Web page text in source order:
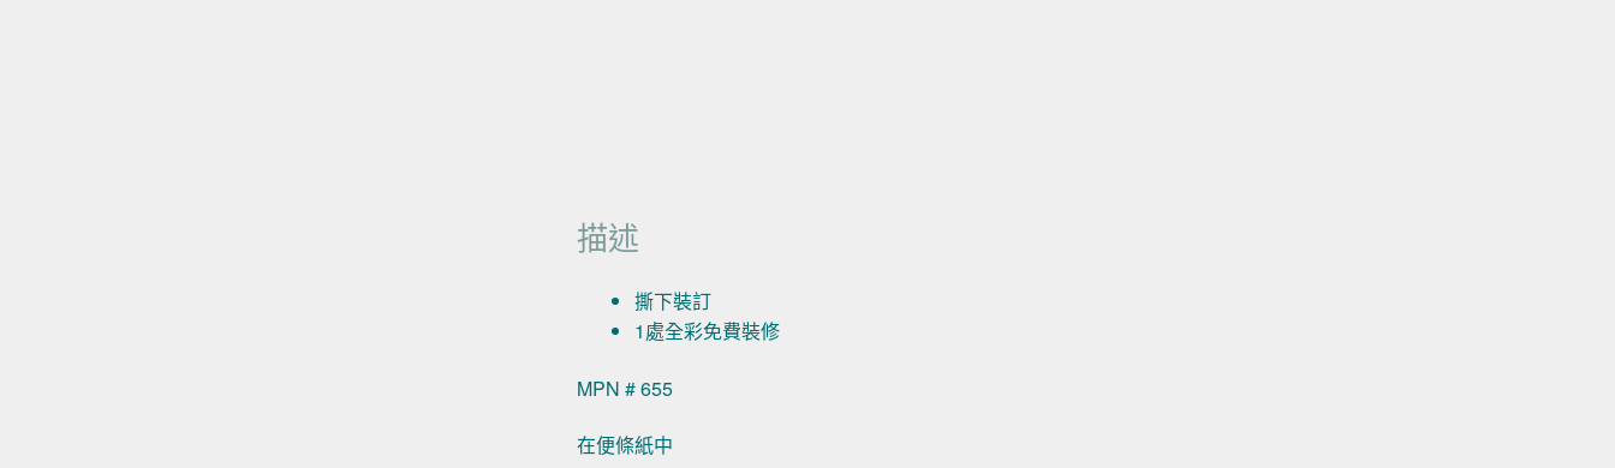
描述
撕下裝訂
1處全彩免費裝修
MPN # 655
在便條紙中